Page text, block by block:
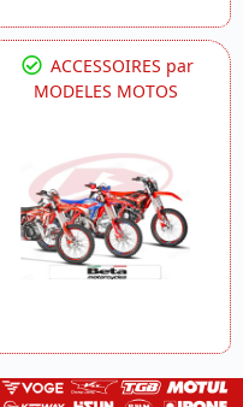
ACCESSOIRES par
MODELES MOTOS